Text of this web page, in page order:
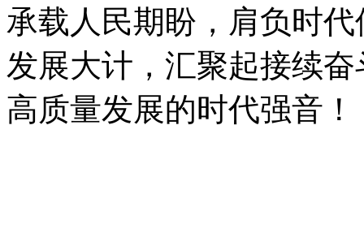
承载人民期盼，肩负时
发展大计，汇聚起接续
高质量发展的时代强音！